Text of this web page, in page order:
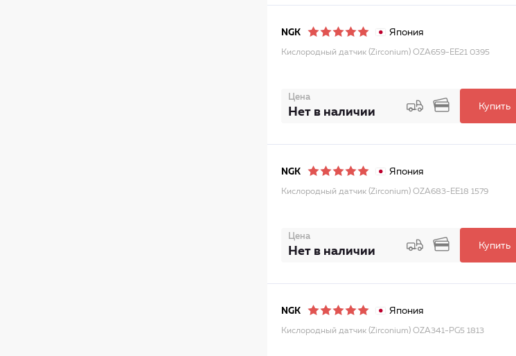
NGK Япония
Кислородный датчик (Zirconium) OZA659-EE21 0395
Цена
Нет в наличии Купить
NGK Япония
Кислородный датчик (Zirconium) OZA683-EE18 1579
Цена
Нет в наличии Купить
NGK Япония
Кислородный датчик (Zirconium) OZA341-PG5 1813